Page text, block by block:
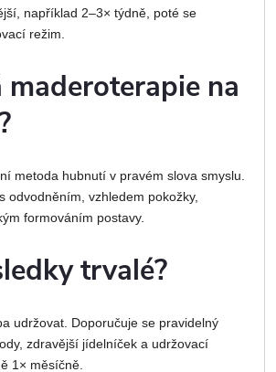
například 2–3× týdně, poté se
režim.
maderoterapie na
metoda hubnutí v pravém slova smyslu.
odvodněním, vzhledem pokožky,
formováním postavy.
trvalé?
udržovat. Doporučuje se pravidelný
zdravější jídelníček a udržovací
1× měsíčně.